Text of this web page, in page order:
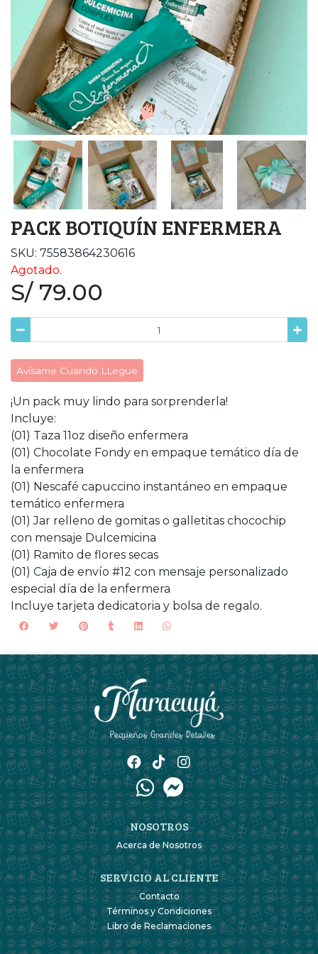
PACK BOTIQUÍN ENFERMERA
SKU: 75583864230616
Agotado.
S/ 79.00
Avísame Cuando LLegue
¡Un pack muy lindo para sorprenderla!
Incluye:
(01) Taza 11oz diseño enfermera
(01) Chocolate Fondy en empaque temático día de
la enfermera
(01) Nescafé capuccino instantáneo en empaque
temático enfermera
(01) Jar relleno de gomitas o galletitas chocochip
con mensaje Dulcemicina
(01) Ramito de flores secas
(01) Caja de envío #12 con mensaje personalizado
especial día de la enfermera
Incluye tarjeta dedicatoria y bolsa de regalo.
NOSOTROS
Acerca de Nosotros
SERVICIO AL CLIENTE
Contacto
Términos y Condiciones
Libro de Reclamaciones